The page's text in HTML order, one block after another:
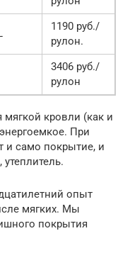
1190 руб./
рулон.
3406 руб./
рулон
кровли (как и
При
и само покрытие, и
опыт
мягких. Мы
покрытия